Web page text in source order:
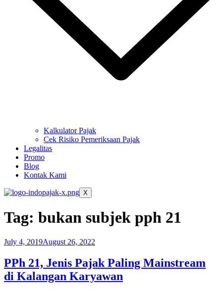
Kalkulator Pajak
Cek Risiko Pemeriksaan Pajak
Legalitas
Promo
Blog
Kontak Kami
X
Tag: bukan subjek pph 21
July 4, 2019August 26, 2022
PPh 21, Jenis Pajak Paling Mainstream
di Kalangan Karyawan